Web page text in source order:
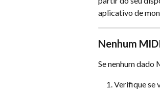
aplicativo de
Nenhum
Se nenhum
Verifique se